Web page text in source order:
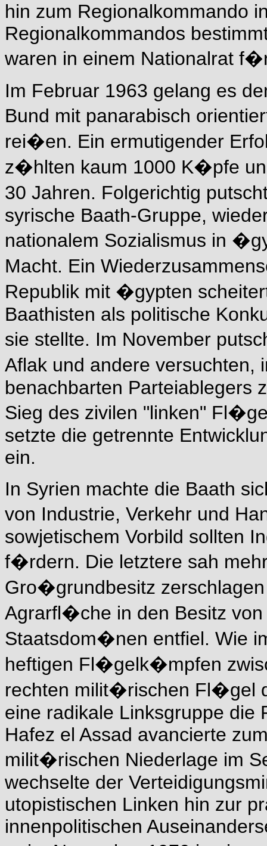
hin zum Regionalkommando
Regionalkommandos
waren in einem Nationalrat
Im Februar 1963 gelang es
Bund mit panarabisch
rei�en. Ein ermutigender
z�hlten kaum 1000 K�pfe
30 Jahren. Folgerichtig
syrische Baath-Gruppe,
nationalem Sozialismus in
Macht. Ein
Republik mit �gypten
Baathisten als politische
sie stellte. Im November
Aflak und andere
benachbarten Parteiablegers
Sieg des zivilen "linken"
setzte die getrennte
ein.
In Syrien machte die Baath
von Industrie, Verkehr und
sowjetischem Vorbild sollten
f�rdern. Die letztere sah
Gro�grundbesitz
Agrarfl�che in den Besitz
Staatsdom�nen entfiel. Wie
heftigen Fl�gelk�mpfen
rechten milit�rischen Fl�gel
eine radikale Linksgruppe die
Hafez el Assad avancierte
milit�rischen Niederlage im
wechselte der
utopistischen Linken hin zur
innenpolitischen